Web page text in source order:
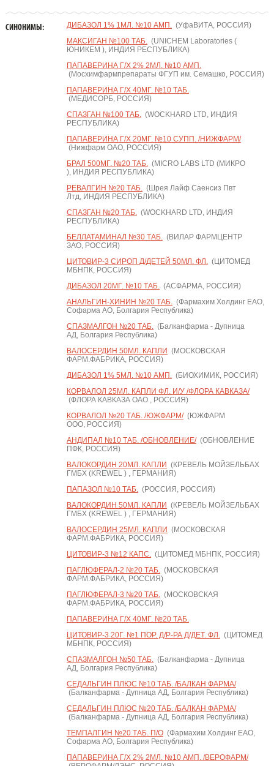
СИНОНИМЫ: ДИБАЗОЛ 1% 1МЛ. №10 АМП.(УфаВИТА, РОССИЯ)
МАКСИГАН №100 ТАБ.(UNICHEM Laboratories (
ЮНИКЕМ ), ИНДИЯ РЕСПУБЛИКА)
ПАПАВЕРИНА Г/Х 2% 2МЛ. №10 АМП.
(Мосхимфармпрепараты ФГУП им. Семашко, РОССИЯ)
ПАПАВЕРИНА Г/Х 40МГ. №10 ТАБ.
(МЕДИСОРБ, РОССИЯ)
СПАЗГАН №100 ТАБ.(WOCKHARD LTD, ИНДИЯ
РЕСПУБЛИКА)
ПАПАВЕРИНА Г/Х 20МГ. №10 СУПП. /НИЖФАРМ/
(Нижфарм ОАО, РОССИЯ)
БРАЛ 500МГ. №20 ТАБ.(MICRO LABS LTD (МИКРО
), ИНДИЯ РЕСПУБЛИКА)
РЕВАЛГИН №20 ТАБ.(Шрея Лайф Саенсиз Пвт
Лтд, ИНДИЯ РЕСПУБЛИКА)
СПАЗГАН №20 ТАБ.(WOCKHARD LTD, ИНДИЯ
РЕСПУБЛИКА)
БЕЛЛАТАМИНАЛ №30 ТАБ.(ВИЛАР ФАРМЦЕНТР
ЗАО, РОССИЯ)
ЦИТОВИР-3 СИРОП Д/ДЕТЕЙ 50МЛ. ФЛ.(ЦИТОМЕД
МБНПК, РОССИЯ)
ДИБАЗОЛ 20МГ. №10 ТАБ.(АСФАРМА, РОССИЯ)
АНАЛЬГИН-ХИНИН №20 ТАБ.(Фармахим Холдинг ЕАО,
Софарма АО, Болгария Республика)
СПАЗМАЛГОН №20 ТАБ.(Балканфарма - Дупница
АД, Болгария Республика)
ВАЛОСЕРДИН 50МЛ. КАПЛИ (МОСКОВСКАЯ
ФАРМ.ФАБРИКА, РОССИЯ)
ДИБАЗОЛ 1% 5МЛ. №10 АМП.(БИОХИМИК, РОССИЯ)
КОРВАЛОЛ 25МЛ. КАПЛИ ФЛ. И/У /ФЛОРА КАВКАЗА/
(ФЛОРА КАВКАЗА ОАО , РОССИЯ)
КОРВАЛОЛ №20 ТАБ. /ЮЖФАРМ/(ЮЖФАРМ
ООО, РОССИЯ)
АНДИПАЛ №10 ТАБ. /ОБНОВЛЕНИЕ/(ОБНОВЛЕНИЕ
ПФК, РОССИЯ)
ВАЛОКОРДИН 20МЛ. КАПЛИ (КРЕВЕЛЬ МОЙЗЕЛЬБАХ
ГМБХ (KREWEL ) , ГЕРМАНИЯ)
ПАПАЗОЛ №10 ТАБ.(РОССИЯ, РОССИЯ)
ВАЛОКОРДИН 50МЛ. КАПЛИ (КРЕВЕЛЬ МОЙЗЕЛЬБАХ
ГМБХ (KREWEL ) , ГЕРМАНИЯ)
ВАЛОСЕРДИН 25МЛ. КАПЛИ (МОСКОВСКАЯ
ФАРМ.ФАБРИКА, РОССИЯ)
ЦИТОВИР-3 №12 КАПС.(ЦИТОМЕД МБНПК, РОССИЯ)
ПАГЛЮФЕРАЛ-2 №20 ТАБ.(МОСКОВСКАЯ
ФАРМ.ФАБРИКА, РОССИЯ)
ПАГЛЮФЕРАЛ-3 №20 ТАБ.(МОСКОВСКАЯ
ФАРМ.ФАБРИКА, РОССИЯ)
ПАПАВЕРИНА Г/Х 40МГ. №20 ТАБ.
ЦИТОВИР-3 20Г. №1 ПОР. Д/Р-РА Д/ДЕТ. ФЛ.(ЦИТОМЕД
МБНПК, РОССИЯ)
СПАЗМАЛГОН №50 ТАБ.(Балканфарма - Дупница
АД, Болгария Республика)
СЕДАЛЬГИН ПЛЮС №10 ТАБ. /БАЛКАН ФАРМА/
(Балканфарма - Дупница АД, Болгария Республика)
СЕДАЛЬГИН ПЛЮС №20 ТАБ. /БАЛКАН ФАРМА/
(Балканфарма - Дупница АД, Болгария Республика)
ТЕМПАЛГИН №20 ТАБ. П/О(Фармахим Холдинг ЕАО,
Софарма АО, Болгария Республика)
ПАПАВЕРИНА Г/Х 2% 2МЛ. №10 АМП. /ВЕРОФАРМ/